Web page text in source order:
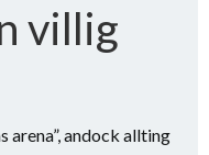
villig
arena”, andock allting